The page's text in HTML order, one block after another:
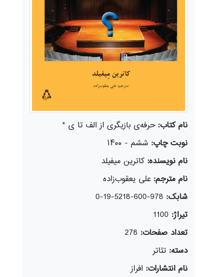
نام کتاب:حرفه‌ی بازیگری از الف تا ی *
نوبت چاپ: ششم - ۱۴۰۰
نام نویسنده: کاترین میفیلد
نام مترجم: علی یعقوب‌زاده
شابک: 978-600-5218-19-0
تیراژ: 1100
تعداد صفحات: 278
دسته: تئاتر
نام انتشارات: افراز